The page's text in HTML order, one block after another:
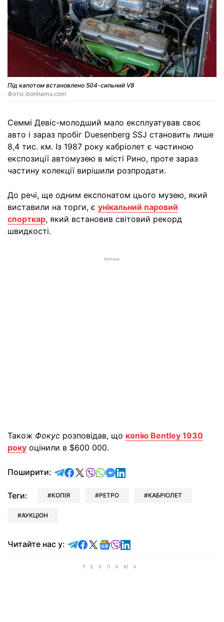
Під капотом встановлено 504-сильний V8
Фото: bonhams.com
Семмі Девіс-молодший мало експлуатував своє
авто і зараз пробіг Duesenberg SSJ становить лише
8,4 тис. км. Із 1987 року кабріолет є частиною
експозиції автомузею в місті Рино, проте зараз
частину колекції вирішили розпродати.
До речі, ще одним експонатом цього музею, який
виставили на торги, є унікальний паровий
спорткар, який встановив світовий рекорд
швидкості.
РЕКЛАМА
Також Фокус розповідав, що копію Bentley 1930
року оцінили в $600 000.
Поширити: відправити у Telegram
поділитись у Facebook
поділитись у X
відправити у Viber
відправити у Whatsapp
відправити у Messenger
відправити у LinkedIn
Теги: КОПІЯ РЕТРО КАБРІОЛЕТ
АУКЦІОН
Читайте нас у: Читайте у Telegram
Читайте у Facebook
Читайте у X
Читайте у Google news
Читайте у Viber
Читайте у LinkedIn